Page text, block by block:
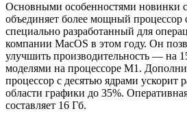
Основными особенностями новинки
объединяет более мощный процессор
специально разработанный для
компании MacOS в этом году. Он
улучшить производительность — на
моделями на процессоре M1.
процессор с десятью ядрами ускорит
области графики до 35%.
составляет 16 Гб.